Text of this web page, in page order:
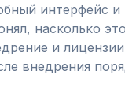
интерфейс и
насколько
и
внедрения